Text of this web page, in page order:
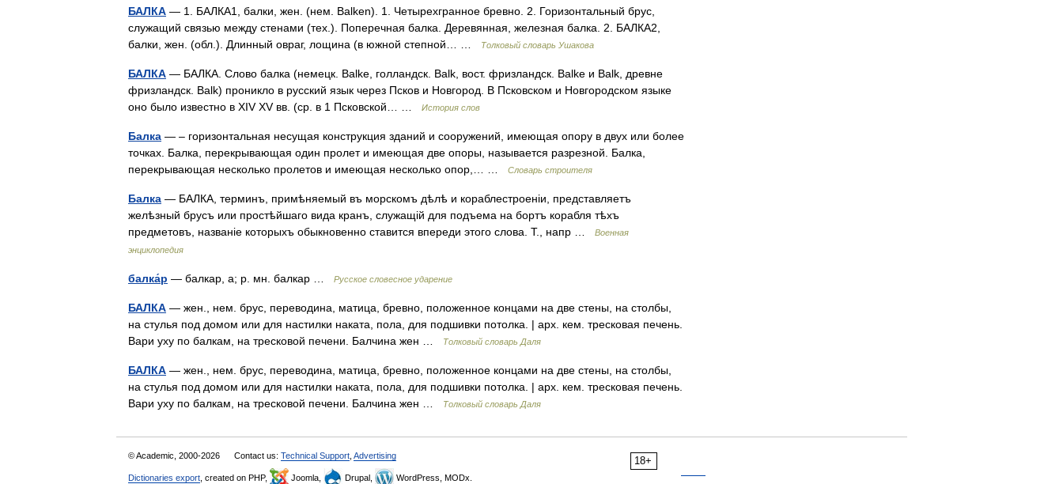
БАЛКА — 1. БАЛКА1, балки, жен. (нем. Balken). 1. Четырехгранное бревно. 2. Горизонтальный брус,
служащий связью между стенами (тех.). Поперечная балка. Деревянная, железная балка. 2. БАЛКА2,
балки, жен. (обл.). Длинный овраг, лощина (в южной степной… …
Толковый словарь Ушакова
БАЛКА — БАЛКА. Слово балка (немецк. Balke, голландск. Balk, вост. фризландск. Balke и Balk, древне
фризландск. Balk) проникло в русский язык через Псков и Новгород. В Псковском и Новгородском языке
оно было известно в XIV XV вв. (ср. в 1 Псковской… …
История слов
Балка — – горизонтальная несущая конструкция зданий и сооружений, имеющая опору в двух или более
точках. Балка, перекрывающая один пролет и имеющая две опоры, называется разрезной. Балка,
перекрывающая несколько пролетов и имеющая несколько опор,… …
Словарь строителя
Балка — БАЛКА, терминъ, примѣняемый въ морскомъ дѣлѣ и кораблестроеніи, представляетъ
желѣзный брусъ или простѣйшаго вида кранъ, служащій для подъема на бортъ корабля тѣхъ
предметовъ, названіе которыхъ обыкновенно ставится впереди этого слова. Т., напр …
Военная
энциклопедия
балка́р — балкар, а; р. мн. балкар … Русское словесное ударение
БАЛКА — жен., нем. брус, переводина, матица, бревно, положенное концами на две стены, на столбы,
на стулья под домом или для настилки наката, пола, для подшивки потолка. | арх. кем. тресковая печень.
Вари уху по балкам, на тресковой печени. Балчина жен …
Толковый словарь Даля
БАЛКА — жен., нем. брус, переводина, матица, бревно, положенное концами на две стены, на столбы,
на стулья под домом или для настилки наката, пола, для подшивки потолка. | арх. кем. тресковая печень.
Вари уху по балкам, на тресковой печени. Балчина жен …
Толковый словарь Даля
18+
© Academic, 2000-2026 Contact us: Technical Support Advertising
Dictionaries export , created on PHP, Joomla, Drupal, WordPress, MODx.